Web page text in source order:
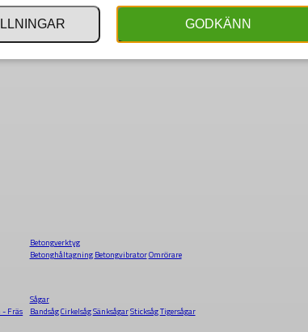
Betongverktyg
Betonghåltagning BetongvibratorOmrörare
- Fräs
Sågar
BandsågCirkelsågSänksågarSticksågTigersågar
GODKÄNN